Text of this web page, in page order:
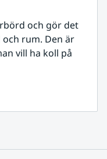
och gör det
rum. Den är
vill ha koll på